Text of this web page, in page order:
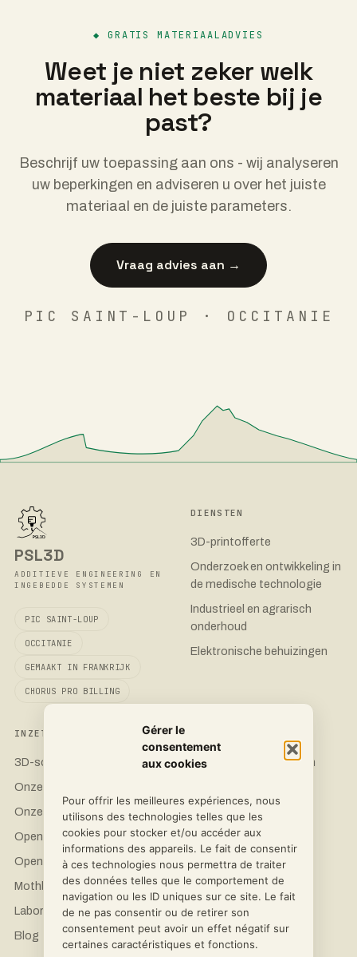
Gérer le
consentement
aux cookies
Pour offrir les meilleures expériences, nous
utilisons des technologies telles que les
cookies pour stocker et/ou accéder aux
informations des appareils. Le fait de consentir
à ces technologies nous permettra de traiter
des données telles que le comportement de
navigation ou les ID uniques sur ce site. Le fait
de ne pas consentir ou de retirer son
consentement peut avoir un effet négatif sur
certaines caractéristiques et fonctions.
◆ GRATIS MATERIAALADVIES
Weet je niet zeker welk
materiaal het beste bij je
past?
Beschrijf uw toepassing aan ons - wij analyseren
uw beperkingen en adviseren u over het juiste
materiaal en de juiste parameters.
Vraag advies aan →
PIC SAINT-LOUP · OCCITANIE
PSL3D
ADDITIEVE ENGINEERING EN
INGEBEDDE SYSTEMEN
PIC SAINT-LOUP
OCCITANIE
GEMAAKT IN FRANKRIJK
CHORUS PRO BILLING
DIENSTEN
3D-printofferte
Onderzoek en ontwikkeling in
de medische technologie
Industrieel en agrarisch
onderhoud
Elektronische behuizingen
INZET
3D-soevereiniteit
Onze printers
Onze materialen
Open Science Hardware
OpenFlexure
Mothbox Pro
Laboratoria en onderzoek
Blog
Vraag een offerte aan
Instagram
Facebook